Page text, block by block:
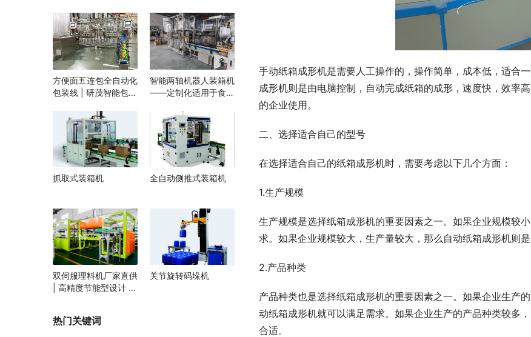
手动纸箱成形机是需要人工操作的，操作简单，成本低，适合
成形机则是由电脑控制，自动完成纸箱的成形，速度快，效率
的企业使用。
二、选择适合自己的型号
在选择适合自己的纸箱成形机时，需要考虑以下几个方面：
1.生产规模
生产规模是选择纸箱成形机的重要因素之一。如果企业规模较
求。如果企业规模较大，生产量较大，那么自动纸箱成形机则是
2.产品种类
产品种类也是选择纸箱成形机的重要因素之一。如果企业生产
动纸箱成形机就可以满足需求。如果企业生产的产品种类较多
合适。
方便面五连包全自动化
包装线 | 研茂智能包装
智能两轴机器人装箱机
——定制化适用于食
动化生产线厂家
抓取式装箱机 全自动侧推式装箱机
双伺服理料机厂家直供
| 高精度节能型设计 |
业
关节旋转码垛机
热门关键词